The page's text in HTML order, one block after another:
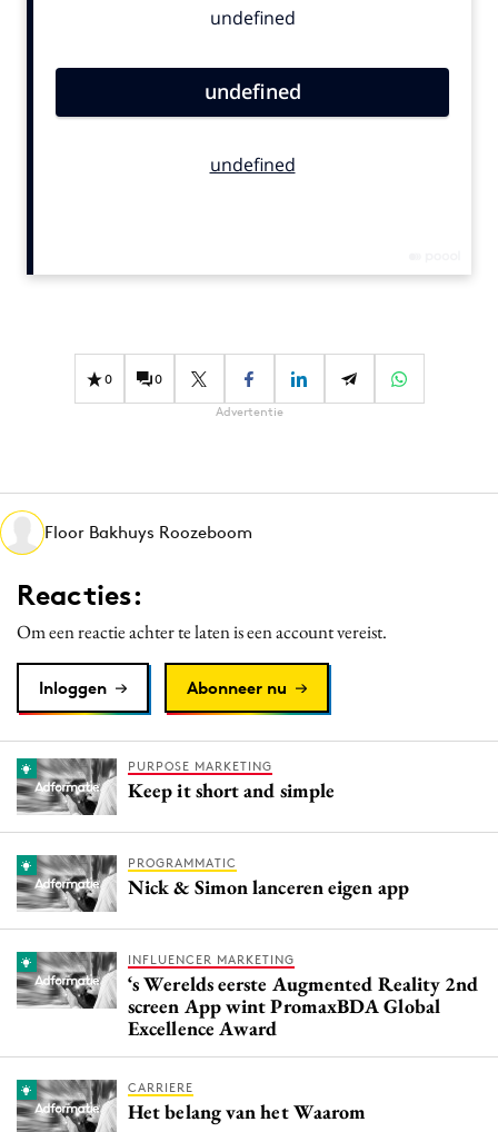
Contentmarketing
Effectiviteit
Gedragsverandering
Martech
Media
Merkstrategie
PR
Programmatic
Reputatie & crisis
0 0
Advertentie
Floor Bakhuys Roozeboom
Reacties:
Om een reactie achter te laten is een account vereist.
Inloggen Abonneer nu
PURPOSE MARKETING
Keep it short and simple
PROGRAMMATIC
Nick & Simon lanceren eigen app
INFLUENCER MARKETING
‘s Werelds eerste Augmented Reality 2nd
screen App wint PromaxBDA Global
Excellence Award
CARRIERE
Het belang van het Waarom